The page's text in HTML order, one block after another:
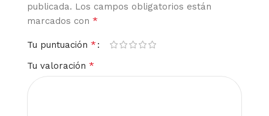
publicada. Los campos obligatorios están
marcados con *
Tu puntuación *
Tu valoración *